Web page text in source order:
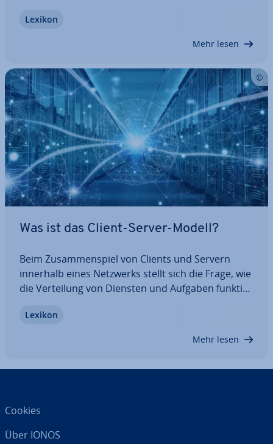
genau die richtige Wahl für Ihren An­wen­dungs­kon­
Lexikon
Mehr lesen
Was ist das Client-Server-Modell?
Beim Zu­sam­men­spiel von Clients und Servern
innerhalb eines Netzwerks stellt sich die Frage, wie
die Ver­tei­lung von Diensten und Aufgaben funk­tio­
Anwendung. Hierbei bieten Server Dienste an, die
Lexikon
Mehr lesen
Cookies
Über IONOS